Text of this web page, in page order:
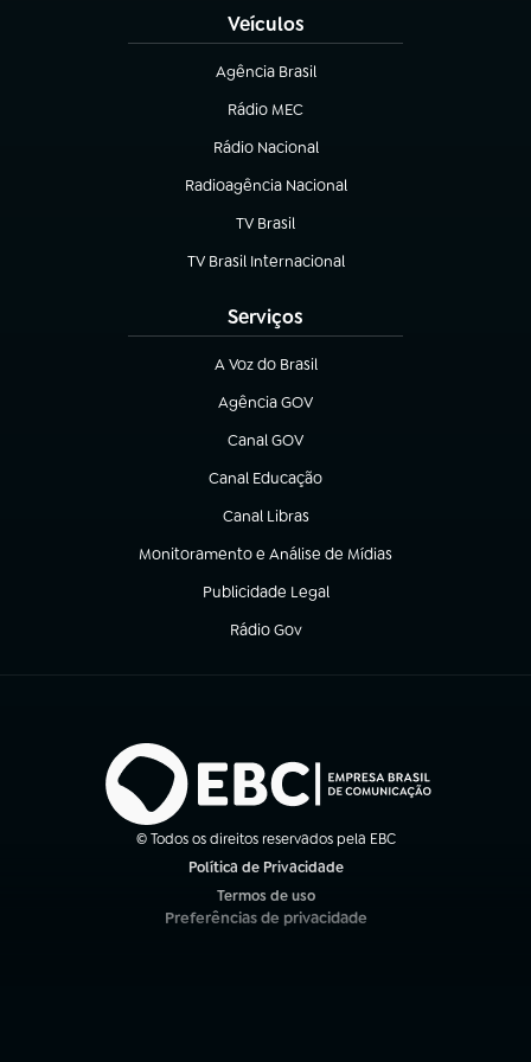
Veículos
Agência Brasil
(abre em nova aba)
Rádio MEC
(abre em nova aba)
Rádio Nacional
Radioagência Nacional
(abre em nova aba)
TV Brasil
(abre em nova aba)
TV Brasil Internacional
(abre em nova aba)
Serviços
A Voz do Brasil
(abre em nova aba)
Agência GOV
(abre em nova aba)
Canal GOV
(abre em nova aba)
Canal Educação
(abre em nova aba)
Canal Libras
(abre em nova aba)
Monitoramento e Análise de Mídias
(abre em nova aba)
Publicidade Legal
(abre em nova aba)
Rádio Gov
(abre em nova aba)
© Todos os direitos reservados pela EBC
Política de Privacidade
Termos de uso
(abre em nova aba)
Preferências de privacidade